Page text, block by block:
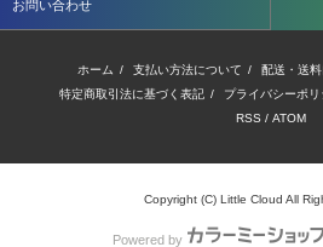
お問い合わせ
ホーム / 支払い方法について / 配送・送
特定商取引法に基づく表記 / プライバシーポリ
RSS / ATOM
Copyright (C) Little Cloud All
Powered by